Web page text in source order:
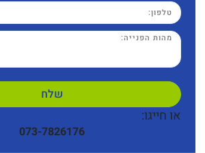
שלח
או חייגו:
073-7826176